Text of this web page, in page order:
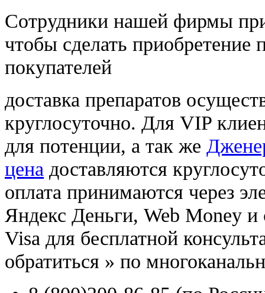
Cотрудники нашей фирмы
чтобы сделать приобретение
покупателей
доставка препаратов
круглосуточно. Для VIP
для потенции, а так же
цена доставляются
оплата принимаются через
Яндекс Деньги, Web Money и
Visa для бесплатной
обратиться » по